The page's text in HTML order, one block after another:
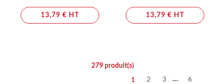
13,79 € HT 13,79 € HT
279produit(s)
1 2 3 ... 6